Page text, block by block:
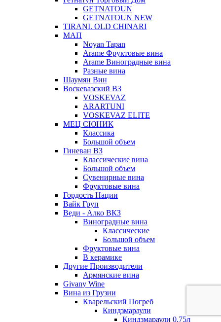
GETNATOUN
GETNATOUN NEW
TIRANI. OLD CHINARI
МАП
Noyan Tapan
Arame Фруктовые вина
Arame Виноградные вина
Разные вина
Шаумян Вин
Воскевазский ВЗ
VOSKEVAZ
ARARTUNI
VOSKEVAZ ELITE
МЕЦ СЮНИК
Классика
Большой объем
Гиневан ВЗ
Классические вина
Большой объем
Сувенирные вина
Фруктовые вина
Гордость Нации
Вайк Груп
Веди - Алко ВКЗ
Виноградные вина
Классические
Большой объем
Фруктовые вина
В керамике
Другие Производители
Армянские вина
Givany Wine
Вина из Грузии
Кварельский Погреб
Киндзмараули
Киндзмараули 0,75л